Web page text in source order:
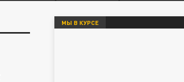
МЫ В КУРСЕ